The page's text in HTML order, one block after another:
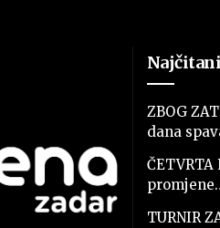
ZBOG
dana
TURNIR